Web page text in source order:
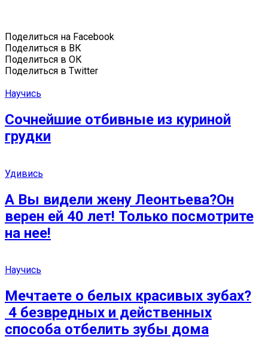
Поделиться на Facebook
Поделиться в ВК
Поделиться в ОК
Поделиться в Twitter
Научись
Сочнейшие отбивные из куриной
грудки
Удивись
А Вы видели жену Леонтьева?Он
верен ей 40 лет! Только посмотрите
на нее!
Научись
Мечтаете о белых красивых зубах?
4 безвредных и действенных
способа отбелить зубы дома